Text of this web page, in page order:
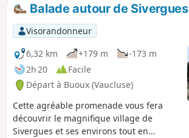
Balade autour de Sivergues
Visorandonneur
6,32 km
+179 m
-173 m
2h 20
Facile
Départ à Buoux (Vaucluse)
Cette agréable promenade vous fera
découvrir le magnifique village de
Sivergues et ses environs tout en